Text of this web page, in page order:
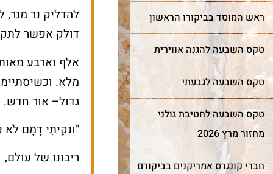
ראש המוסד בביקורו הראשון
טקס השבעה להגנה אווירית
טקס השבעה לגבעתי
טקס השבעה לחטיבת גולני
מחזור מרץ 2026
חברי קונגרס אמריקנים בביקורם
להדליק נר
דולק אפשר
אלף וארבע
מלא.
גדול– אור חדש.
"וְנִקֵּיתִידָּמָם לֹא
ריבונו של
אבני הכותל הגלויות מספרות
תולדותיו של הכותל מאז
החורבן. האבנים ההרודיאניות
המקוריות נבדלות מהאחרות
במידותיהן ובאופן סיתותן
הייחודי עם שתי מערכות
שוליים.